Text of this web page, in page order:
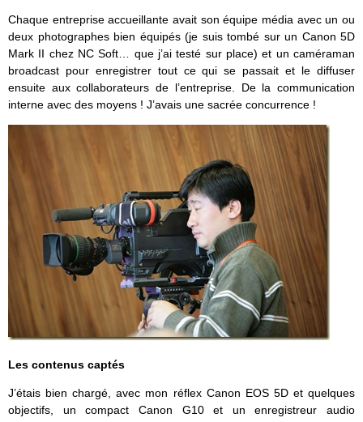
Chaque entreprise accueillante avait son équipe média avec un ou
deux photographes bien équipés (je suis tombé sur un Canon 5D
Mark II chez NC Soft… que j’ai testé sur place) et un caméraman
broadcast pour enregistrer tout ce qui se passait et le diffuser
ensuite aux collaborateurs de l’entreprise. De la communication
interne avec des moyens ! J’avais une sacrée concurrence !
Les contenus captés
J’étais bien chargé, avec mon réflex Canon EOS 5D et quelques
objectifs, un compact Canon G10 et un enregistreur audio